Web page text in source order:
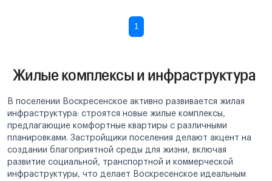
1
Жилые комплексы и инфраструктура
В поселении Воскресенское активно развивается жилая
инфраструктура: строятся новые жилые комплексы,
предлагающие комфортные квартиры с различными
планировками. Застройщики поселения делают акцент на
создании благоприятной среды для жизни, включая
развитие социальной, транспортной и коммерческой
инфраструктуры, что делает Воскресенское идеальным